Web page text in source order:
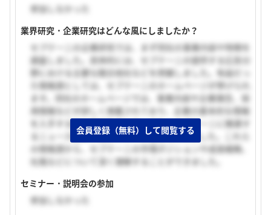
参加しなかった
業界研究・企業研究はどんな風にしましたか？
セプテーニの企業研究では、まず同社の事業内容や特徴を
調査しました。具体的には、セプテーニの提供する広告分
野における主要な競合他社などを把握しました。有益だっ
た情報源としては、セプテーニのホームページが挙げられ
ます。同社のホームページでは、事業内容や企業理念、採
用情報などが詳しく掲載されており、企業の基本的な情報
を入手するのに役立ちました。また、セプテーニに関連す
るニュース記事や業界レポートも参考にしました。これら
の情報源から、セプテーニの市場ポジションや成長戦略、
社風などについて深く理解することができました。
セミナー・説明会の参加
参加しなかった
会員登録（無料）して閲覧する